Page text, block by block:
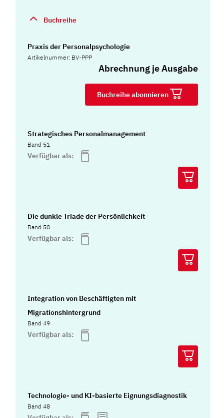
Buchreihe
Praxis der Personalpsychologie
Artikelnummer: BV-PPP
Abrechnung je Ausgabe
Buchreihe abonnieren
Strategisches Personalmanagement
Band 51
Verfügbar als:
Die dunkle Triade der Persönlichkeit
Band 50
Verfügbar als:
Integration von Beschäftigten mit
Migrationshintergrund
Band 49
Verfügbar als:
Technologie- und KI-basierte Eignungsdiagnostik
Band 48